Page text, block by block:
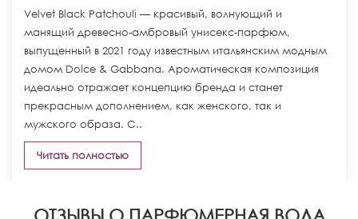
Velvet Black Patchouli — красивый, волнующий и
манящий древесно-амбровый унисекс-парфюм,
выпущенный в 2021 году известным итальянским модным
домом Dolce & Gabbana. Ароматическая композиция
идеально отражает концепцию бренда и станет
прекрасным дополнением, как женского, так и
мужского образа. С..
Читать полностью